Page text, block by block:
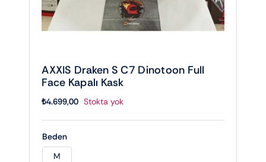
AXXIS Draken S C7 Dinotoon Full
Face Kapalı Kask
₺4.699,00 Stokta yok
Beden
M